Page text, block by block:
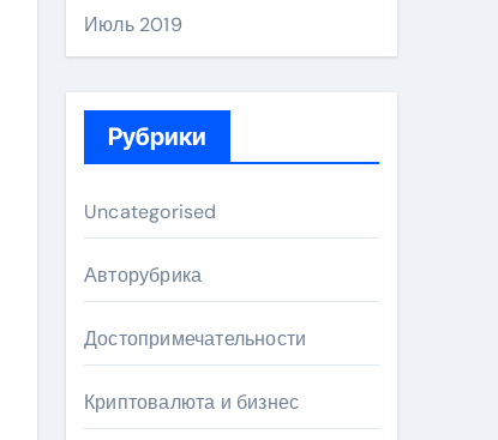
Июль 2019
Рубрики
Uncategorised
Авторубрика
Достопримечательности
Криптовалюта и бизнес